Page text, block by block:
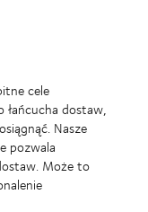
cele
łańcucha dostaw,
Nasze
pozwala
Może to